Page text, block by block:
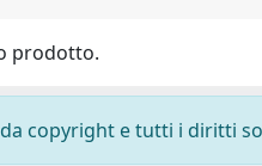
prodotto.
copyright e tutti i diritti